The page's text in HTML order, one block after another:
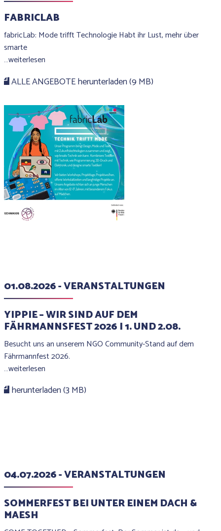
FABRICLAB
fabricLab: Mode trifft Technologie Habt ihr Lust, mehr über
smarte
…weiterlesen
ALLE ANGEBOTE herunterladen (9 MB)
01.08.2026 - VERANSTALTUNGEN
YIPPIE – WIR SIND AUF DEM
FÄHRMANNSFEST 2026 I 1. UND 2.08.
Besucht uns an unserem NGO Community-Stand auf dem
Fährmannfest 2026.
…weiterlesen
herunterladen (3 MB)
04.07.2026 - VERANSTALTUNGEN
SOMMERFEST BEI UNTER EINEM DACH &
MAESH